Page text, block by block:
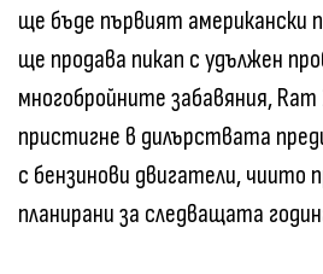
ще бъде първият американски
ще продава пикап с удължен
многобройните забавяния,
пристигне в дилърствата
с бензинови двигатели, чиито
планирани за следващата